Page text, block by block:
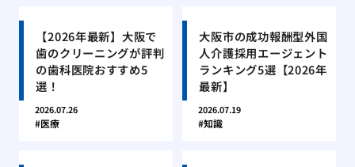
【2026年最新】大阪で
歯のクリーニングが評判
の歯科医院おすすめ5
選！
2026.07.26
医療
大阪市の成功報酬型外国
人介護採用エージェント
ランキング5選【2026年
最新】
2026.07.19
知識